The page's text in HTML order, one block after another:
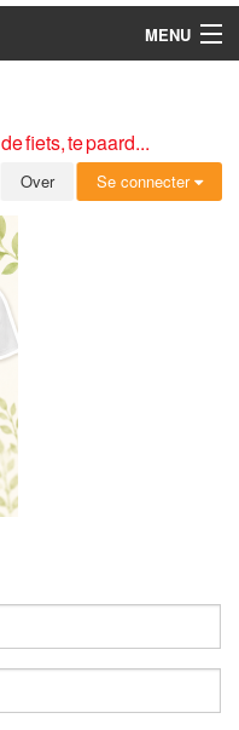
MENU
fiets, te paard...
Over Se connecter